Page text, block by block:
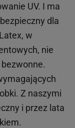
UV. I ma
dla
Latex, w
, nie
Z naszymi
i przez lata